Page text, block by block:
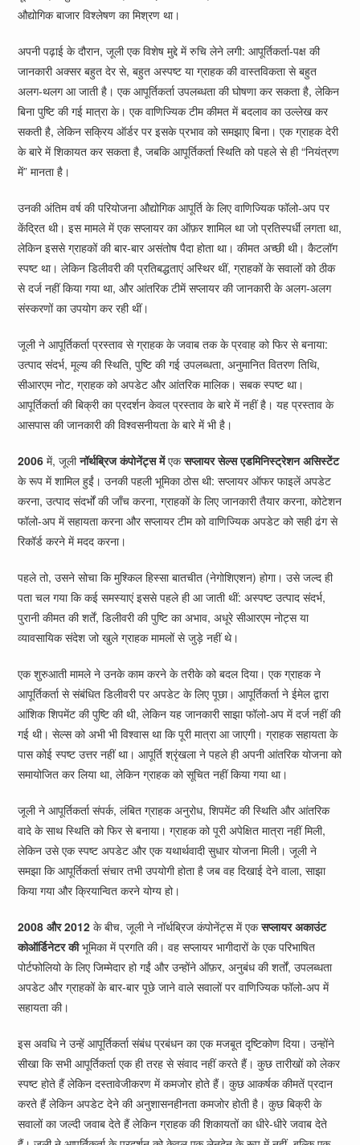
औद्योगिक बाजार विश्लेषण का मिश्रण था।
अपनी पढ़ाई के दौरान, जूली एक विशेष मुद्दे में रुचि लेने लगी: आपूर्तिकर्ता-पक्ष की
जानकारी अक्सर बहुत देर से, बहुत अस्पष्ट या ग्राहक की वास्तविकता से बहुत
अलग-थलग आ जाती है। एक आपूर्तिकर्ता उपलब्धता की घोषणा कर सकता है, लेकिन
बिना पुष्टि की गई मात्रा के। एक वाणिज्यिक टीम कीमत में बदलाव का उल्लेख कर
सकती है, लेकिन सक्रिय ऑर्डर पर इसके प्रभाव को समझाए बिना। एक ग्राहक देरी
के बारे में शिकायत कर सकता है, जबकि आपूर्तिकर्ता स्थिति को पहले से ही “नियंत्रण
में” मानता है।
उनकी अंतिम वर्ष की परियोजना औद्योगिक आपूर्ति के लिए वाणिज्यिक फॉलो-अप पर
केंद्रित थी। इस मामले में एक सप्लायर का ऑफ़र शामिल था जो प्रतिस्पर्धी लगता था,
लेकिन इससे ग्राहकों की बार-बार असंतोष पैदा होता था। कीमत अच्छी थी। कैटलॉग
स्पष्ट था। लेकिन डिलीवरी की प्रतिबद्धताएं अस्थिर थीं, ग्राहकों के सवालों को ठीक
से दर्ज नहीं किया गया था, और आंतरिक टीमें सप्लायर की जानकारी के अलग-अलग
संस्करणों का उपयोग कर रही थीं।
जूली ने आपूर्तिकर्ता प्रस्ताव से ग्राहक के जवाब तक के प्रवाह को फिर से बनाया:
उत्पाद संदर्भ, मूल्य की स्थिति, पुष्टि की गई उपलब्धता, अनुमानित वितरण तिथि,
सीआरएम नोट, ग्राहक को अपडेट और आंतरिक मालिक। सबक स्पष्ट था।
आपूर्तिकर्ता की बिक्री का प्रदर्शन केवल प्रस्ताव के बारे में नहीं है। यह प्रस्ताव के
आसपास की जानकारी की विश्वसनीयता के बारे में भी है।
2006 में, जूलीनॉर्थब्रिज कंपोनेंट्स मेंएकसप्लायर सेल्स एडमिनिस्ट्रेशन असिस्टेंट
के रूप में शामिल हुईं। उनकी पहली भूमिका ठोस थी: सप्लायर ऑफर फाइलें अपडेट
करना, उत्पाद संदर्भों की जाँच करना, ग्राहकों के लिए जानकारी तैयार करना, कोटेशन
फॉलो-अप में सहायता करना और सप्लायर टीम को वाणिज्यिक अपडेट को सही ढंग से
रिकॉर्ड करने में मदद करना।
पहले तो, उसने सोचा कि मुश्किल हिस्सा बातचीत (नेगोशिएशन) होगा। उसे जल्द ही
पता चल गया कि कई समस्याएं इससे पहले ही आ जाती थीं: अस्पष्ट उत्पाद संदर्भ,
पुरानी कीमत की शर्तें, डिलीवरी की पुष्टि का अभाव, अधूरे सीआरएम नोट्स या
व्यावसायिक संदेश जो खुले ग्राहक मामलों से जुड़े नहीं थे।
एक शुरुआती मामले ने उनके काम करने के तरीके को बदल दिया। एक ग्राहक ने
आपूर्तिकर्ता से संबंधित डिलीवरी पर अपडेट के लिए पूछा। आपूर्तिकर्ता ने ईमेल द्वारा
आंशिक शिपमेंट की पुष्टि की थी, लेकिन यह जानकारी साझा फॉलो-अप में दर्ज नहीं की
गई थी। सेल्स को अभी भी विश्वास था कि पूरी मात्रा आ जाएगी। ग्राहक सहायता के
पास कोई स्पष्ट उत्तर नहीं था। आपूर्ति श्रृंखला ने पहले ही अपनी आंतरिक योजना को
समायोजित कर लिया था, लेकिन ग्राहक को सूचित नहीं किया गया था।
जूली ने आपूर्तिकर्ता संपर्क, लंबित ग्राहक अनुरोध, शिपमेंट की स्थिति और आंतरिक
वादे के साथ स्थिति को फिर से बनाया। ग्राहक को पूरी अपेक्षित मात्रा नहीं मिली,
लेकिन उसे एक स्पष्ट अपडेट और एक यथार्थवादी सुधार योजना मिली। जूली ने
समझा कि आपूर्तिकर्ता संचार तभी उपयोगी होता है जब वह दिखाई देने वाला, साझा
किया गया और क्रियान्वित करने योग्य हो।
2008 और 2012 के बीच, जूली ने नॉर्थब्रिज कंपोनेंट्स में एकसप्लायर अकाउंट
कोऑर्डिनेटर कीभूमिका में प्रगति की। वह सप्लायर भागीदारों के एक परिभाषित
पोर्टफोलियो के लिए जिम्मेदार हो गईं और उन्होंने ऑफ़र, अनुबंध की शर्तों, उपलब्धता
अपडेट और ग्राहकों के बार-बार पूछे जाने वाले सवालों पर वाणिज्यिक फॉलो-अप में
सहायता की।
इस अवधि ने उन्हें आपूर्तिकर्ता संबंध प्रबंधन का एक मजबूत दृष्टिकोण दिया। उन्होंने
सीखा कि सभी आपूर्तिकर्ता एक ही तरह से संवाद नहीं करते हैं। कुछ तारीखों को लेकर
स्पष्ट होते हैं लेकिन दस्तावेजीकरण में कमजोर होते हैं। कुछ आकर्षक कीमतें प्रदान
करते हैं लेकिन अपडेट देने की अनुशासनहीनता कमजोर होती है। कुछ बिक्री के
सवालों का जल्दी जवाब देते हैं लेकिन ग्राहक की शिकायतों का धीरे-धीरे जवाब देते